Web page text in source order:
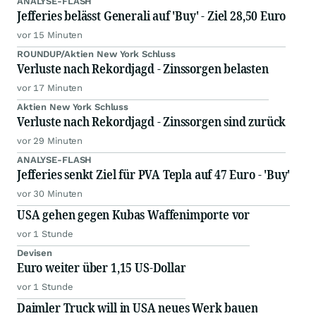
Jefferies belässt Generali auf 'Buy' - Ziel 28,50 Euro
vor 15 Minuten
ROUNDUP/Aktien New York Schluss
Verluste nach Rekordjagd - Zinssorgen belasten
vor 17 Minuten
Aktien New York Schluss
Verluste nach Rekordjagd - Zinssorgen sind zurück
vor 29 Minuten
ANALYSE-FLASH
Jefferies senkt Ziel für PVA Tepla auf 47 Euro - 'Buy'
vor 30 Minuten
USA gehen gegen Kubas Waffenimporte vor
vor 1 Stunde
Devisen
Euro weiter über 1,15 US-Dollar
vor 1 Stunde
Daimler Truck will in USA neues Werk bauen